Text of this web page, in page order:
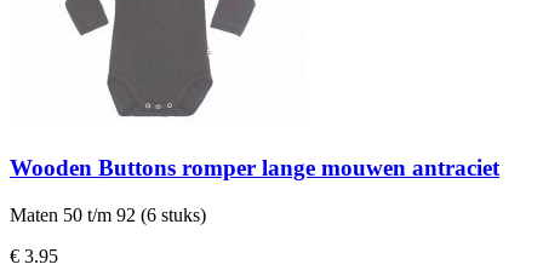
Wooden Buttons romper lange mouwen antraciet
Maten 50 t/m 92 (6 stuks)
€ 3.95